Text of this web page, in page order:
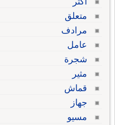
متعلق
مرادف
عامل
شجرة
مثير
قماش
جهاز
مسيو